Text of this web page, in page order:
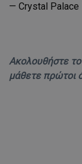
— Crystal Palace
Ακολουθήστε το
μάθετε πρώτοι